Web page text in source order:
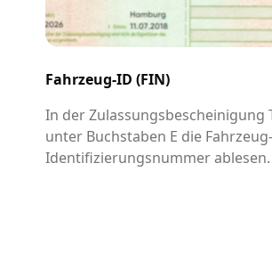
Fahrzeug-ID (FIN)
In der Zulassungsbescheinigung
unter Buchstaben E die Fahrzeug-
Identifizierungsnummer ablesen.